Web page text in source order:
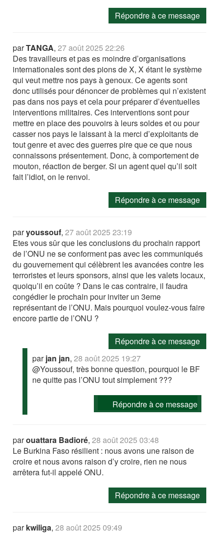
Répondre à ce message
parTANGA,27 août 2025 22:26
Des travailleurs et pas es moindre d’organisations
internationales sont des pions de X, X étant le système
qui veut mettre nos pays à genoux. Ce agents sont
donc utilisés pour dénoncer de problèmes qui n’existent
pas dans nos pays et cela pour préparer d’éventuelles
interventions militaires. Ces interventions sont pour
mettre en place des pouvoirs à leurs soldes et ou pour
casser nos pays le laissant à la merci d’exploitants de
tout genre et avec des guerres pire que ce que nous
connaissons présentement. Donc, à comportement de
mouton, réaction de berger. Si un agent quel qu’il soit
fait l’idiot, on le renvoi.
Répondre à ce message
paryoussouf,27 août 2025 23:19
Etes vous sûr que les conclusions du prochain rapport
de l’ONU ne se conforment pas avec les communiqués
du gouvernement qui célèbrent les avancées contre les
terroristes et leurs sponsors, ainsi que les valets locaux,
quoiqu’il en coûte ? Dans le cas contraire, il faudra
congédier le prochain pour inviter un 3eme
représentant de l’ONU. Mais pourquoi voulez-vous faire
encore partie de l’ONU ?
Répondre à ce message
parjan jan,28 août 2025 19:27
@Youssouf, très bonne question, pourquoi le BF
ne quitte pas l’ONU tout simplement ???
Répondre à ce message
parouattara Badioré,28 août 2025 03:48
Le Burkina Faso résilient : nous avons une raison de
croire et nous avons raison d’y croire, rien ne nous
arrêtera fut-il appelé ONU.
Répondre à ce message
parkwiliga,28 août 2025 09:49